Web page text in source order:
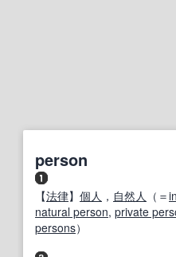
person
【法律】 個人 ， 自然人 （＝
natural person, private
persons）